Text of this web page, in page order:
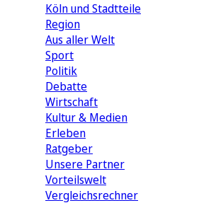
Köln und Stadtteile
Region
Aus aller Welt
Sport
Politik
Debatte
Wirtschaft
Kultur & Medien
Erleben
Ratgeber
Unsere Partner
Vorteilswelt
Vergleichsrechner